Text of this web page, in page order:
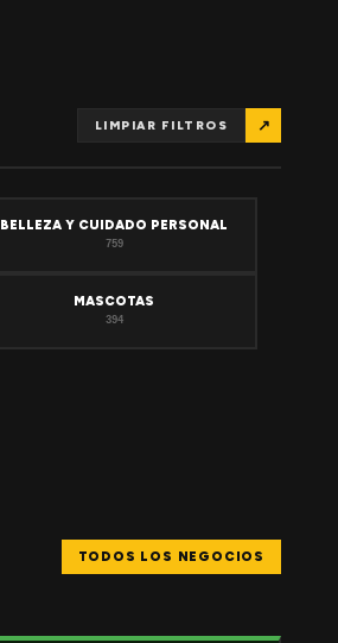
LIMPIAR FILTROS ↗
BELLEZA Y CUIDADO PERSONAL
759
MASCOTAS
394
TODOS LOS NEGOCIOS